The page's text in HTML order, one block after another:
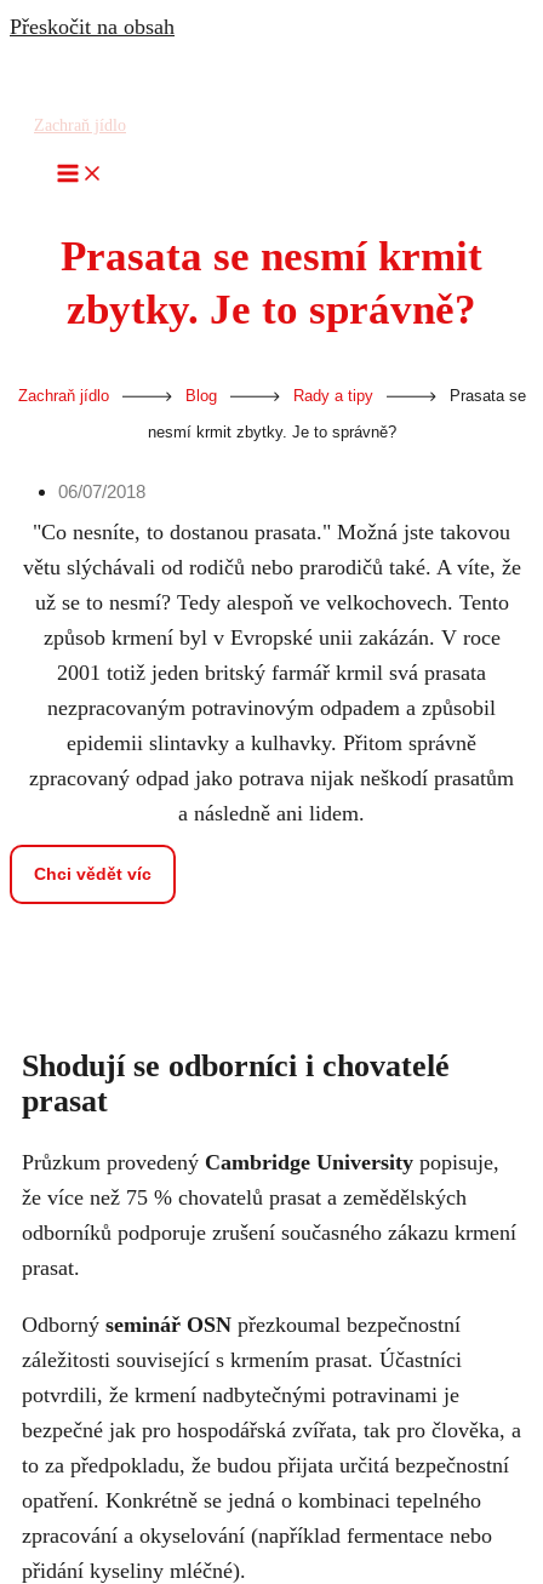
Přeskočit na obsah
Zachraň jídlo
Prasata se nesmí krmit
zbytky. Je to správně?
Zachraň jídlo - Blog - Rady a tipy -
Prasata se
nesmí krmit zbytky. Je to správně?
06/07/2018
"Co nesníte, to dostanou prasata." Možná jste takovou
větu slýchávali od rodičů nebo prarodičů také. A víte, že
už se to nesmí? Tedy alespoň ve velkochovech. Tento
způsob krmení byl v Evropské unii zakázán. V roce
2001 totiž jeden britský farmář krmil svá prasata
nezpracovaným potravinovým odpadem a způsobil
epidemii slintavky a kulhavky. Přitom správně
zpracovaný odpad jako potrava nijak neškodí prasatům
a následně ani lidem.
Chci vědět víc
Shodují se odborníci i chovatelé
prasat
Průzkum provedený Cambridge University popisuje,
že více než 75 % chovatelů prasat a zemědělských
odborníků podporuje zrušení současného zákazu krmení
prasat.
Odborný seminář OSN přezkoumal bezpečnostní
záležitosti související s krmením prasat. Účastníci
potvrdili, že krmení nadbytečnými potravinami je
bezpečné jak pro hospodářská zvířata, tak pro člověka, a
to za předpokladu, že budou přijata určitá bezpečnostní
opatření. Konkrétně se jedná o kombinaci tepelného
zpracování a okyselování (například fermentace nebo
přidání kyseliny mléčné).